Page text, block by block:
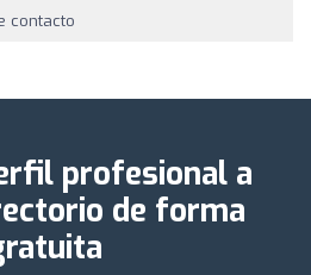
contacto
profesional a
de forma